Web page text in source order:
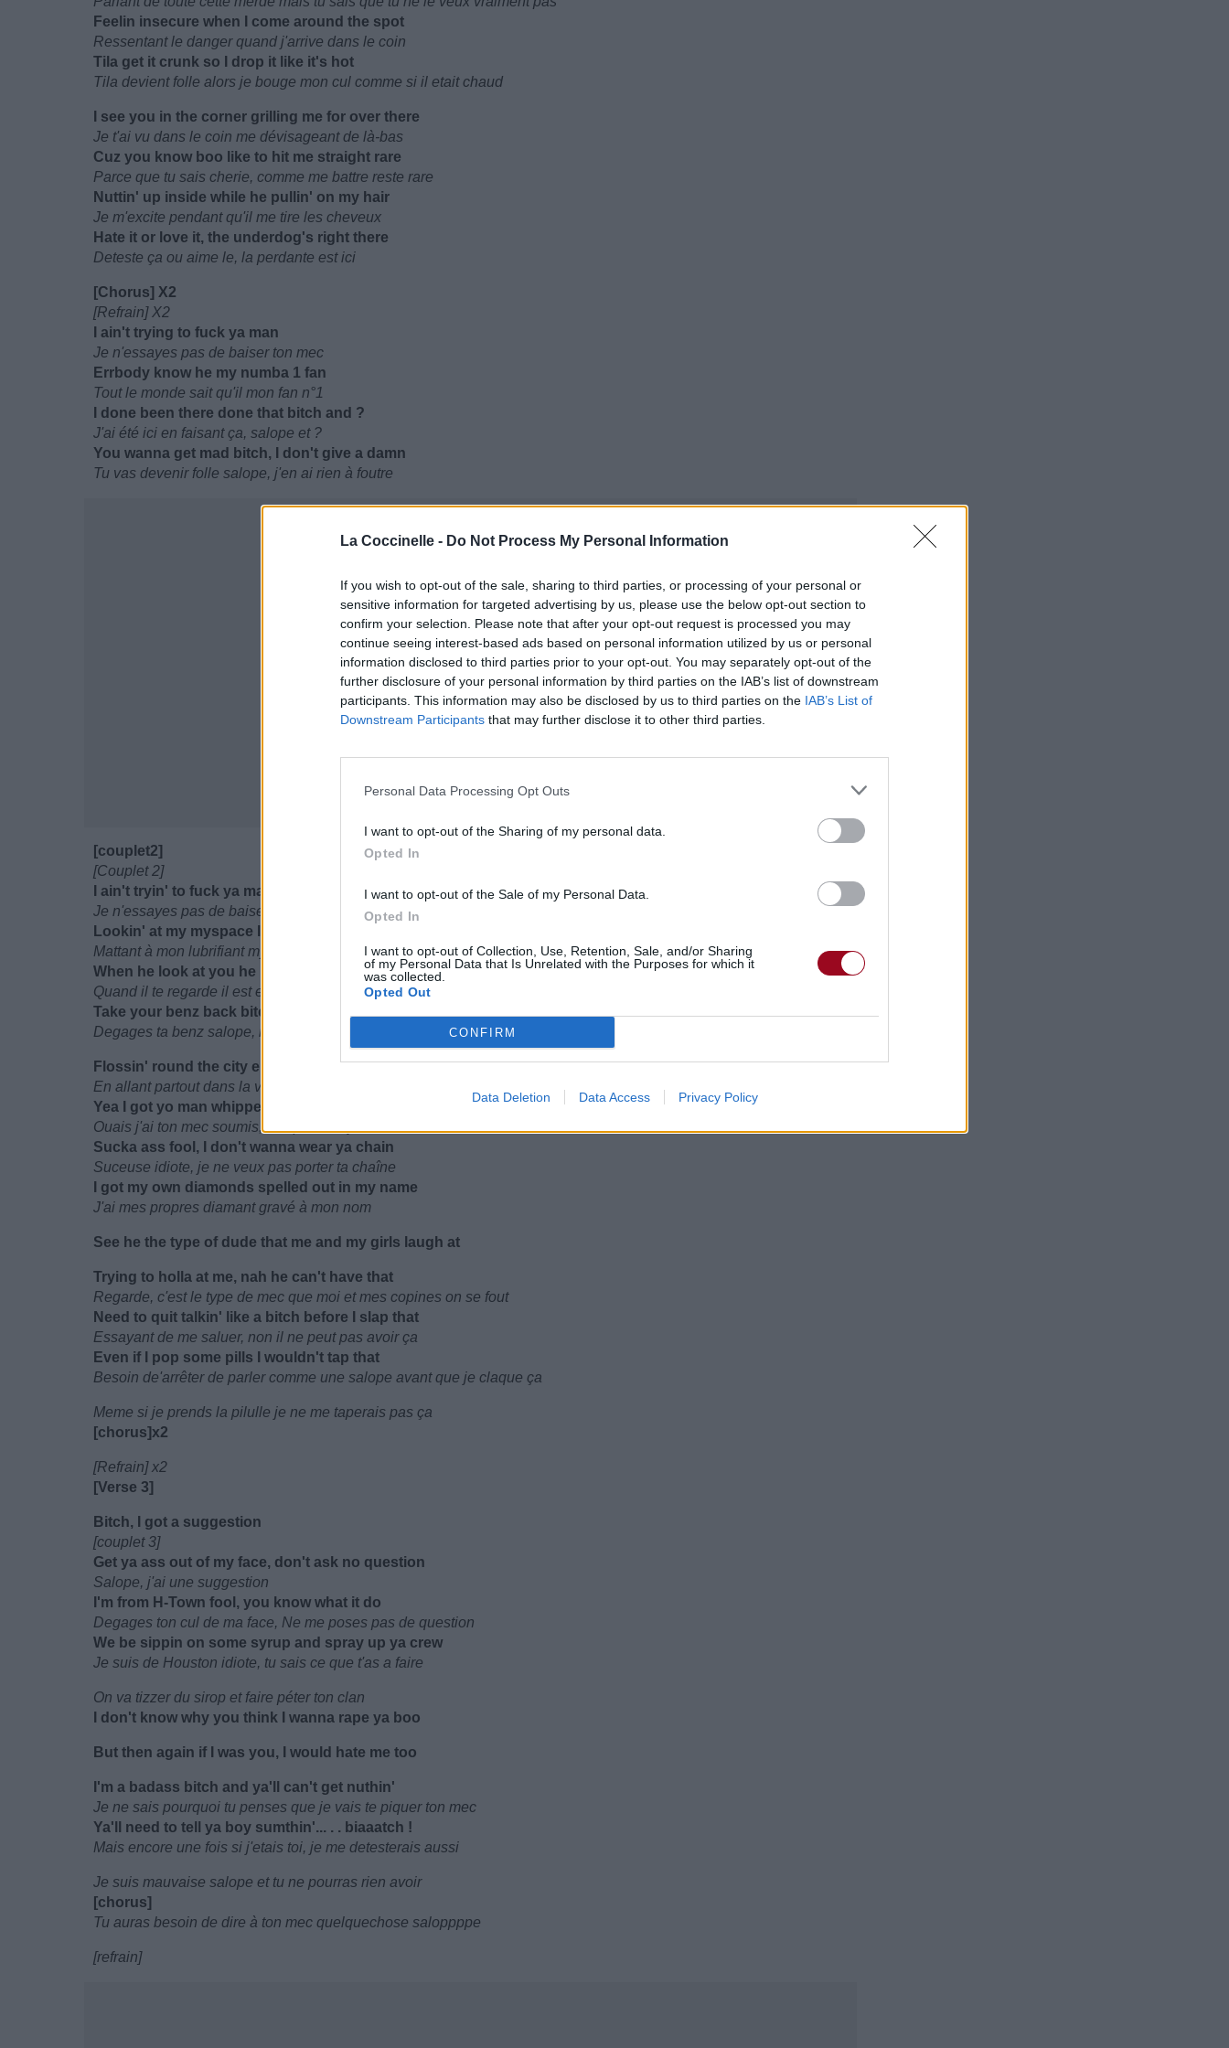
La Coccinelle - Do Not Process My Personal Information
If you wish to opt-out of the sale, sharing to third parties, or processing of your personal or
sensitive information for targeted advertising by us, please use the below opt-out section to
confirm your selection. Please note that after your opt-out request is processed you may
continue seeing interest-based ads based on personal information utilized by us or personal
information disclosed to third parties prior to your opt-out. You may separately opt-out of the
further disclosure of your personal information by third parties on the IAB’s list of downstream
participants. This information may also be disclosed by us to third parties on the IAB’s List of
Downstream Participants that may further disclose it to other third parties.
Personal Data Processing Opt Outs
I want to opt-out of the Sharing of my personal data.
Opted In
I want to opt-out of the Sale of my Personal Data.
Opted In
I want to opt-out of Collection, Use, Retention, Sale, and/or Sharing
of my Personal Data that Is Unrelated with the Purposes for which it
was collected.
Opted Out
CONFIRM
Data Deletion Data Access Privacy Policy
Feelin insecure when I come around the spot
Ressentant le danger quand j'arrive dans le coin
Tila get it crunk so I drop it like it's hot
Tila devient folle alors je bouge mon cul comme si il etait chaud
I see you in the corner grilling me for over there
Je t'ai vu dans le coin me dévisageant de là-bas
Cuz you know boo like to hit me straight rare
Parce que tu sais cherie, comme me battre reste rare
Nuttin' up inside while he pullin' on my hair
Je m'excite pendant qu'il me tire les cheveux
Hate it or love it, the underdog's right there
Deteste ça ou aime le, la perdante est ici
[Chorus] X2
[Refrain] X2
I ain't trying to fuck ya man
Je n'essayes pas de baiser ton mec
Errbody know he my numba 1 fan
Tout le monde sait qu'il mon fan n°1
I done been there done that bitch and ?
J'ai été ici en faisant ça, salope et ?
You wanna get mad bitch, I don't give a damn
Tu vas devenir folle salope, j'en ai rien à foutre
[couplet2]
[Couplet 2]
I ain't tryin' to fuck ya man
Je n'essayes pas de baiser ton mec
Lookin' at my myspace lotion in his hand
Mattant à mon lubrifiant myspace dans ses mains
When he look at you he be thinkin' about me
Quand il te regarde il est en train pense à moi
Take your benz back bitch, now I got the key
Degages ta benz salope, maintenant j'ai la clé
Flossin' round the city errbody know my name
En allant partout dans la ville tout le monde connait mon nom
Yea I got yo man whipped, bitch with no game
Ouais j'ai ton mec soumis, salope sans jeu
Sucka ass fool, I don't wanna wear ya chain
Suceuse idiote, je ne veux pas porter ta chaîne
I got my own diamonds spelled out in my name
J'ai mes propres diamant gravé à mon nom
See he the type of dude that me and my girls laugh at
Trying to holla at me, nah he can't have that
Regarde, c'est le type de mec que moi et mes copines on se fout
Need to quit talkin' like a bitch before I slap that
Essayant de me saluer, non il ne peut pas avoir ça
Even if I pop some pills I wouldn't tap that
Besoin de'arrêter de parler comme une salope avant que je claque ça
Meme si je prends la pilulle je ne me taperais pas ça
[chorus]x2
[Refrain] x2
[Verse 3]
Bitch, I got a suggestion
[couplet 3]
Get ya ass out of my face, don't ask no question
Salope, j'ai une suggestion
I'm from H-Town fool, you know what it do
Degages ton cul de ma face, Ne me poses pas de question
We be sippin on some syrup and spray up ya crew
Je suis de Houston idiote, tu sais ce que t'as a faire
On va tizzer du sirop et faire péter ton clan
I don't know why you think I wanna rape ya boo
But then again if I was you, I would hate me too
I'm a badass bitch and ya'll can't get nuthin'
Je ne sais pourquoi tu penses que je vais te piquer ton mec
Ya'll need to tell ya boy sumthin'... . . biaaatch !
Mais encore une fois si j'etais toi, je me detesterais aussi
Je suis mauvaise salope et tu ne pourras rien avoir
[chorus]
Tu auras besoin de dire à ton mec quelquechose saloppppe
[refrain]